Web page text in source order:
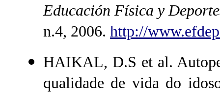
Educación Física y
n.4, 2006. http://
HAIKAL, D.S et al.
qualidade de vida do